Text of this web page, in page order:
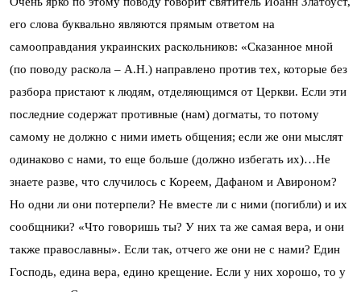
его слова буквально являются прямым ответом на
самооправдания украинских раскольников: «Сказанное мной
(по поводу раскола – А.Н.) направлено против тех, которые без
разбора пристают к людям, отделяющимся от Церкви. Если эти
последние содержат противные (нам) догматы, то потому
самому не должно с ними иметь общения; если же они мыслят
одинаково с нами, то еще больше (должно избегать их)…Не
знаете разве, что случилось с Кореем, Дафаном и Авироном?
Но одни ли они потерпели? Не вместе ли с ними (погибли) и их
сообщники? «Что говоришь ты? У них та же самая вера, и они
также православны». Если так, отчего же они не с нами? Един
Господь, едина вера, едино крещение. Если у них хорошо, то у